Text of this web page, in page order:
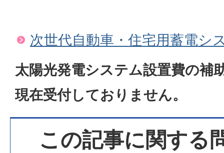
次世代自動車・住宅用蓄電シ
太陽光発電システム設置費の補
現在受付しておりません。
この記事に関する